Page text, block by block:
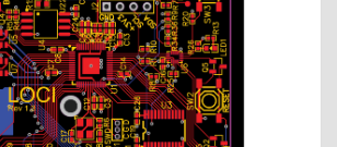
e
s
t
p